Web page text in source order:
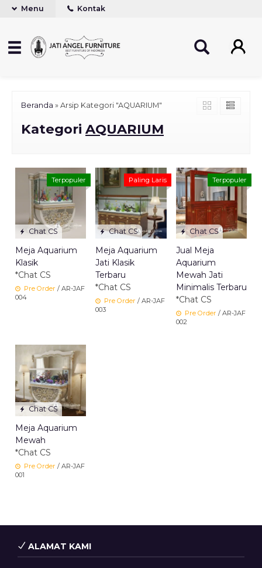
Menu Kontak
Beranda » Arsip Kategori "AQUARIUM"
Kategori AQUARIUM
Chat CS
Terpopuler
Meja Aquarium
Klasik
*Chat CS
Pre Order / AR-JAF
004
Chat CS
Paling Laris
Meja Aquarium
Jati Klasik
Terbaru
*Chat CS
Pre Order / AR-JAF
003
Chat CS
Terpopuler
Jual Meja
Aquarium
Mewah Jati
Minimalis Terbaru
*Chat CS
Pre Order / AR-JAF
002
Chat CS
Meja Aquarium
Mewah
*Chat CS
Pre Order / AR-JAF
001
ALAMAT KAMI